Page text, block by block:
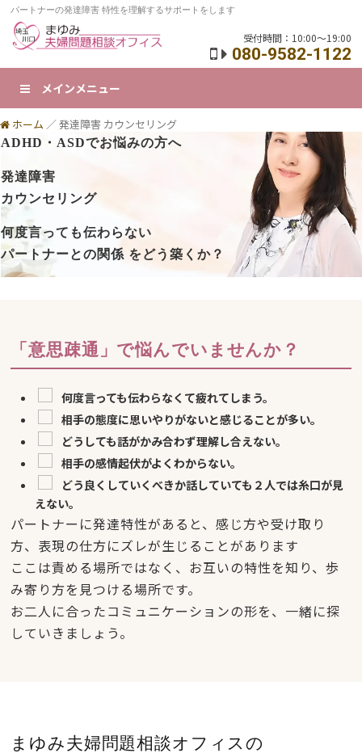
パートナーの発達障害 特性を理解するサポートをします
受付時間：10:00～19:00
080-9582-1122
メインメニュー
ホーム ／発達障害 カウンセリング
ADHD・ASDでお悩みの方へ
発達障害
カウンセリング
何度言っても伝わらない
パートナーとの関係 をどう築くか？
「意思疎通」で悩んでいませんか？
何度言っても伝わらなくて疲れてしまう。
相手の態度に思いやりがないと感じることが多い。
どうしても話がかみ合わず理解し合えない。
相手の感情起伏がよくわからない。
どう良くしていくべきか話していても２人では糸口が見
えない。
パートナーに発達特性があると、感じ方や受け取り
方、表現の仕方にズレが生じることがあります
ここは責める場所ではなく、お互いの特性を知り、歩
み寄り方を見つける場所です。
お二人に合ったコミュニケーションの形を、一緒に探
していきましょう。
まゆみ夫婦問題相談オフィスの